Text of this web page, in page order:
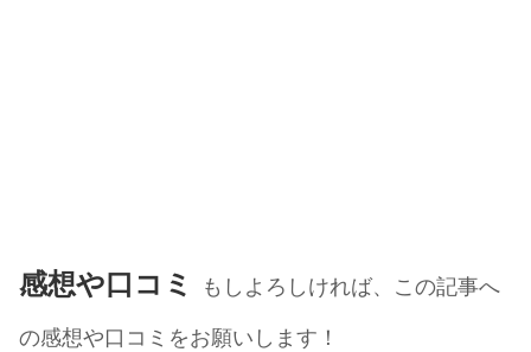
感想や口コミ
もしよろしければ、この記事へ
の感想や口コミをお願いします！